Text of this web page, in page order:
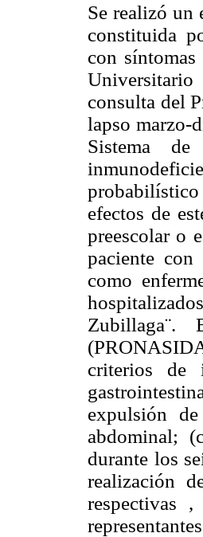
Se realizó un
constituida
con
consulta del
lapso marzo-
Sistema
efectos de
preescolar o
paciente
como
Zubillaga¨.
criterios de
expulsión
abdominal;
durante los
realización
respectivas